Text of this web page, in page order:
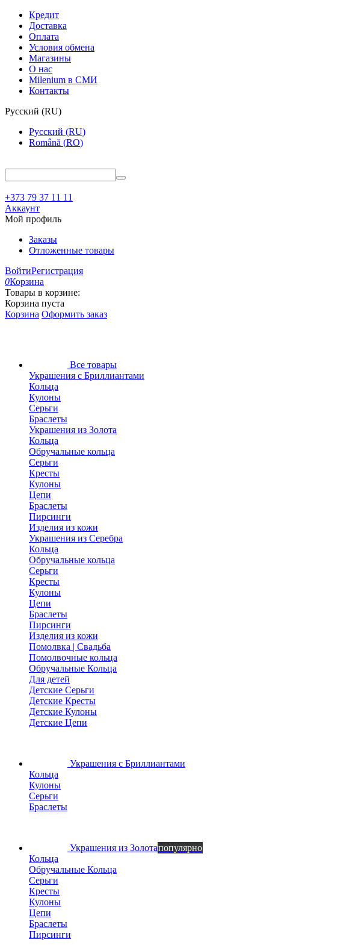
Кредит
Доставка
Оплата
Условия обмена
Магазины
О нас
Milenium в СМИ
Контакты
Русский (RU)
Русский (RU)
Română (RO)
+373 79 37 11 11
Аккаунт
Мой профиль
Заказы
Отложенные товары
ВойтиРегистрация
0Корзина
Товары в корзине:
Корзина пуста
Корзина Оформить заказ
Все товары
Украшения с Бриллиантами
Кольца
Кулоны
Серьги
Браслеты
Украшения из Золота
Кольца
Обручальные кольца
Серьги
Кресты
Кулоны
Цепи
Браслеты
Пирсинги
Изделия из кожи
Украшения из Серебра
Кольца
Обручальные кольца
Серьги
Кресты
Кулоны
Цепи
Браслеты
Пирсинги
Изделия из кожи
Помолвка | Свадьба
Помолвочные кольца
Обручальные Кольца
Для детей
Детские Серьги
Детские Кресты
Детские Кулоны
Детские Цепи
Украшения с Бриллиантами
Кольца
Кулоны
Серьги
Браслеты
Украшения из Золотапопулярно
Кольца
Обручальные Кольца
Серьги
Кресты
Кулоны
Цепи
Браслеты
Пирсинги